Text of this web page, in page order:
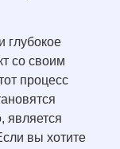
глубокое
со своим
процесс
является
вы хотите